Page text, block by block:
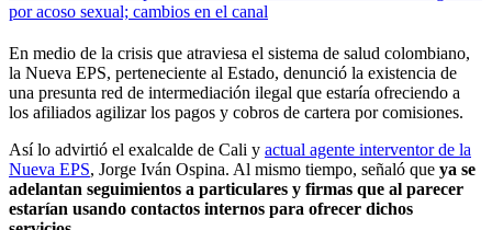
por acoso sexual; cambios en el canal
En medio de la crisis que atraviesa el sistema de salud colombiano,
la Nueva EPS, perteneciente al Estado, denunció la existencia de
una presunta red de intermediación ilegal que estaría ofreciendo a
los afiliados agilizar los pagos y cobros de cartera por comisiones.
Así lo advirtió el exalcalde de Cali y actual agente interventor de la
Nueva EPS, Jorge Iván Ospina. Al mismo tiempo, señaló que ya se
adelantan seguimientos a particulares y firmas que al parecer
estarían usando contactos internos para ofrecer dichos